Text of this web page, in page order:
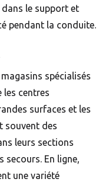
dans le support et
pendant la conduite.
spécialisés
les centres
surfaces et les
souvent des
leurs sections
secours. En ligne,
une variété